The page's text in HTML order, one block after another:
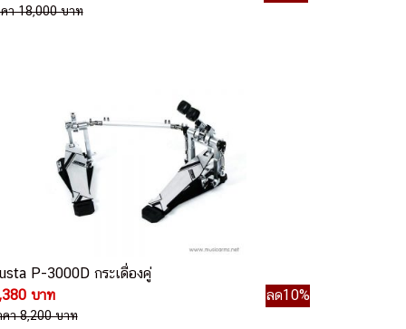
า 18,000 บาท
P-3000D กระเดื่องคู่
บาท
ลด10%
คา 8,200 บาท